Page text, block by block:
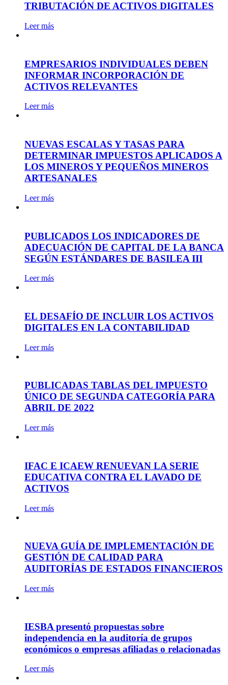
TRIBUTACIÓN DE ACTIVOS DIGITALES
Leer más
EMPRESARIOS INDIVIDUALES DEBEN
INFORMAR INCORPORACIÓN DE
ACTIVOS RELEVANTES
Leer más
NUEVAS ESCALAS Y TASAS PARA
DETERMINAR IMPUESTOS APLICADOS A
LOS MINEROS Y PEQUEÑOS MINEROS
ARTESANALES
Leer más
PUBLICADOS LOS INDICADORES DE
ADECUACIÓN DE CAPITAL DE LA BANCA
SEGÚN ESTÁNDARES DE BASILEA III
Leer más
EL DESAFÍO DE INCLUIR LOS ACTIVOS
DIGITALES EN LA CONTABILIDAD
Leer más
PUBLICADAS TABLAS DEL IMPUESTO
ÚNICO DE SEGUNDA CATEGORÍA PARA
ABRIL DE 2022
Leer más
IFAC E ICAEW RENUEVAN LA SERIE
EDUCATIVA CONTRA EL LAVADO DE
ACTIVOS
Leer más
NUEVA GUÍA DE IMPLEMENTACIÓN DE
GESTIÓN DE CALIDAD PARA
AUDITORÍAS DE ESTADOS FINANCIEROS
Leer más
IESBA presentó propuestas sobre
independencia en la auditoría de grupos
económicos o empresas afiliadas o relacionadas
Leer más